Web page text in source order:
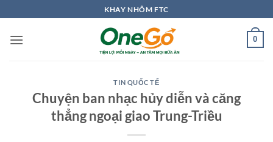
qua
nội
KHAY NHÔM FTC
0
TIN QUỐC TẾ
Chuyện ban nhạc hủy diễn và căng
thẳng ngoại giao Trung-Triều